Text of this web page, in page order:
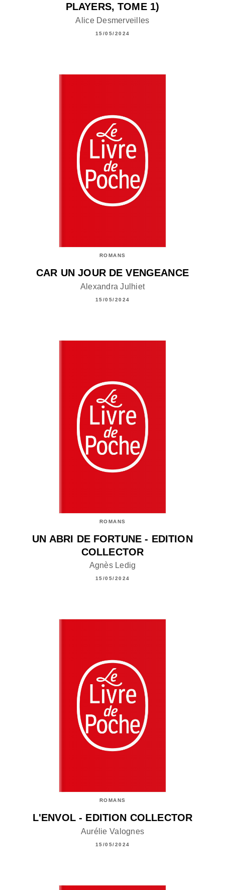
PLAYERS, TOME 1)
Alice Desmerveilles
15/05/2024
ROMANS
CAR UN JOUR DE VENGEANCE
Alexandra Julhiet
15/05/2024
ROMANS
UN ABRI DE FORTUNE - EDITION
COLLECTOR
Agnès Ledig
15/05/2024
ROMANS
L'ENVOL - EDITION COLLECTOR
Aurélie Valognes
15/05/2024